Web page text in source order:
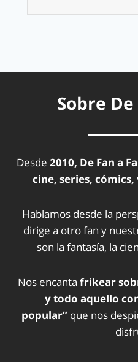
Sobre
Desde 2010, De Fan a
cine, series,
Hablamos desde la
dirige a otro fan y
son la fantasía, la
Nos encanta frikear
y todo aquello
popular” que nos